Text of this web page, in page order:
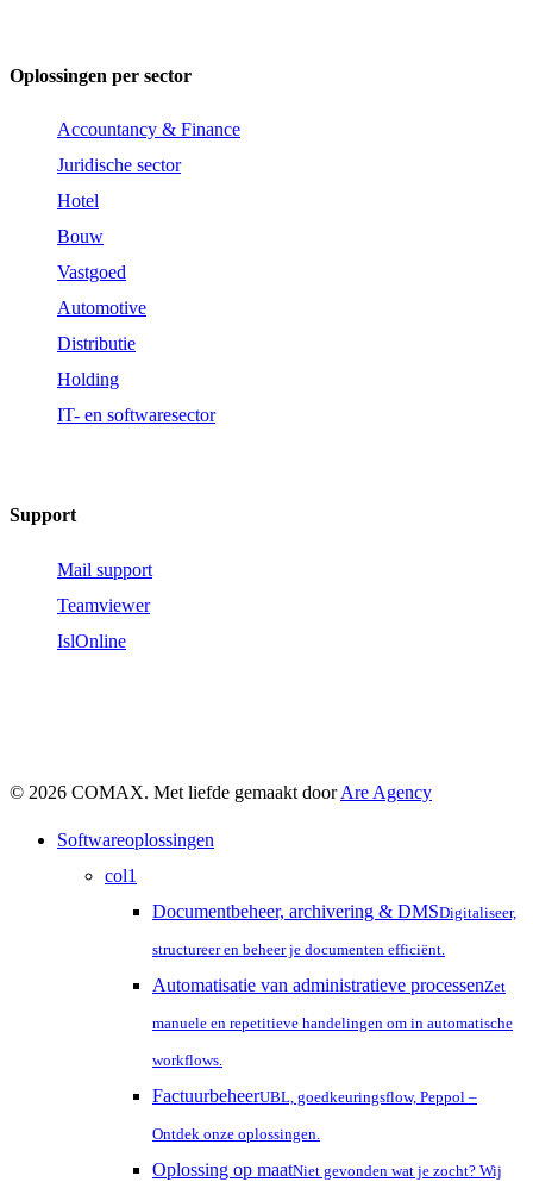
Oplossingen per sector
Accountancy & Finance
Juridische sector
Hotel
Bouw
Vastgoed
Automotive
Distributie
Holding
IT- en softwaresector
Support
Mail support
Teamviewer
IslOnline
© 2026 COMAX. Met liefde gemaakt doorAre Agency
Softwareoplossingen
col1
Documentbeheer, archivering & DMSDigitaliseer,
structureer en beheer je documenten efficiënt.
Automatisatie van administratieve processenZet
manuele en repetitieve handelingen om in automatische
workflows.
FactuurbeheerUBL, goedkeuringsflow, Peppol –
Ontdek onze oplossingen.
Oplossing op maatNiet gevonden wat je zocht? Wij